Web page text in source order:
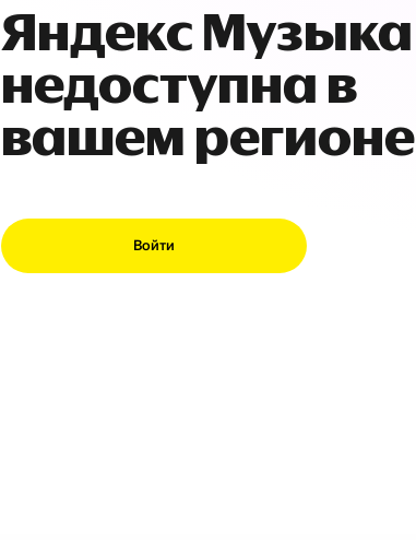
Яндекс Музыка
недоступна в
вашем регионе
Войти